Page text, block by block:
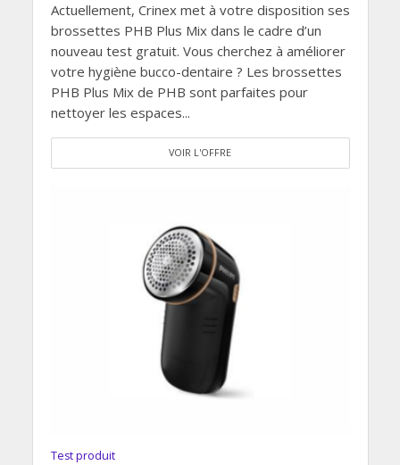
Actuellement, Crinex met à votre disposition ses
brossettes PHB Plus Mix dans le cadre d’un
nouveau test gratuit. Vous cherchez à améliorer
votre hygiène bucco-dentaire ? Les brossettes
PHB Plus Mix de PHB sont parfaites pour
nettoyer les espaces...
VOIR L'OFFRE
Test produit